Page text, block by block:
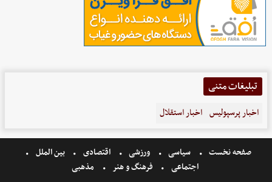
تبلیغات متنی
اخبار پرسپولیس اخبار استقلال
صفحه نخست سیاسی ورزشی اقتصادی
بین الملل
اجتماعی
فرهنگ و هنر مذهبی